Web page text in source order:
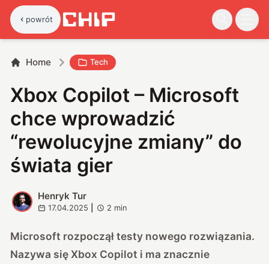
powrót
Home Tech
Xbox Copilot – Microsoft
chce wprowadzić
“rewolucyjne zmiany” do
świata gier
H
Henryk Tur
17.04.2025 2 min
Microsoft rozpoczął testy nowego rozwiązania.
Nazywa się Xbox Copilot i ma znacznie